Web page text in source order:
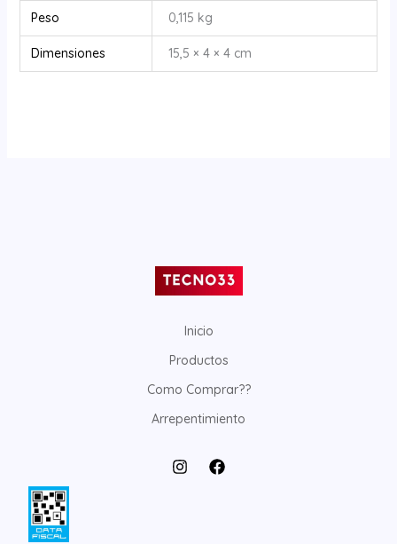
Peso 0,115 kg
Dimensiones 15,5 × 4 × 4 cm
Inicio
Productos
Como Comprar??
Arrepentimiento